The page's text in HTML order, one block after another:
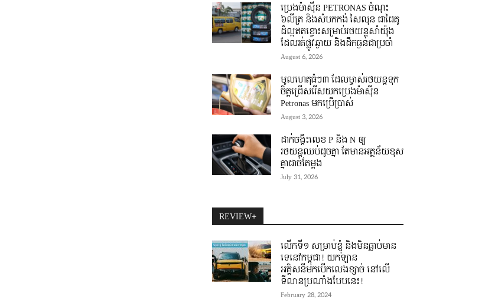
ប្រេងម៉ាស៊ីន PETRONAS ចំណុះ
៦លីត្រ និងសំបកកង់ សៃលុន ជាដៃគូ
ដ៏ល្អឥតខ្ចោះសម្រាប់រថយន្តសាំយ៉ុង
ដែលរត់ផ្លូវឆ្ងាយ និងដឹកធ្ងន់ជាប្រចាំ
August 6, 2026
មូលហេតុធំៗ៣ ដែលម្ចាស់រថយន្តទុក
ចិត្តជ្រើសរើសយកប្រេងម៉ាស៊ីន
Petronas មកប្រើប្រាស់
August 3, 2026
ដាក់ចង្កឹះលេខ P និង N ឲ្យ
រថយន្តឈប់ដូចគ្នា តែមានអត្ថន័យខុស
គ្នាដាច់តែម្តង
July 31, 2026
REVIEW+
លើកទី១ សម្រាប់ខ្ញុំ និងមិនធ្លាប់មាន
ទេនៅកម្ពុជា! យកឡាន
អគ្គិសនីមកបើកលេងខ្សាច់ នៅលើ
ទីលានប្រណាំងបែបនេះ!
February 28, 2024